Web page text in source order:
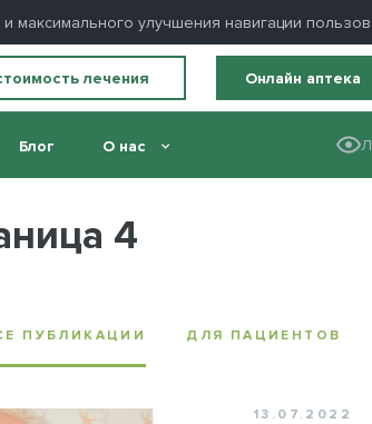
и максимального улучшения навигации
лечения Онлайн аптека
Блог О нас
4
ПУБЛИКАЦИИ ДЛЯ ПАЦИЕНТОВ
13.07.2022